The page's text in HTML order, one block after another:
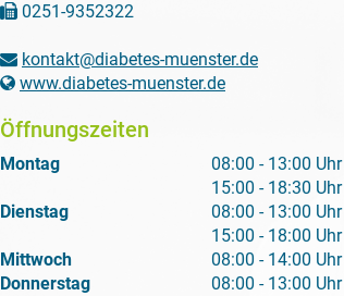
0251-9352322
kontakt@diabetes-muenster.de
www.diabetes-muenster.de
Öffnungszeiten
Montag
08:00 - 13:00 Uhr
15:00 - 18:30 Uhr
Dienstag
08:00 - 13:00 Uhr
15:00 - 18:00 Uhr
Mittwoch
08:00 - 14:00 Uhr
Donnerstag
08:00 - 13:00 Uhr